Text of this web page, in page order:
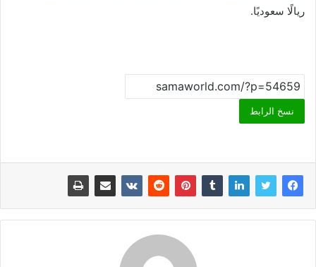
ريالًا سعوديًا.
نسخ الرابط